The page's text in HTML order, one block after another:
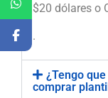
$20 dólares o
.
¿Tengo
comprar